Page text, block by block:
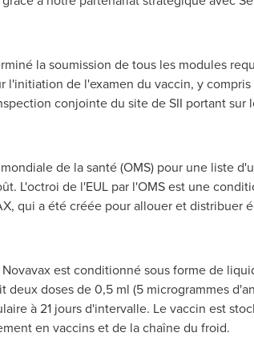
la soumission de tous les modules
l'initiation de l'examen du vaccin, y
conjointe du site de SII portant
de la santé (OMS) pour une liste
L'octroi de l'EUL par l'OMS est une
qui a été créée pour allouer et distribuer
est conditionné sous forme de
deux doses de 0,5 ml (5 microgrammes
à 21 jours d'intervalle. Le vaccin est
en vaccins et de la chaîne du froid.